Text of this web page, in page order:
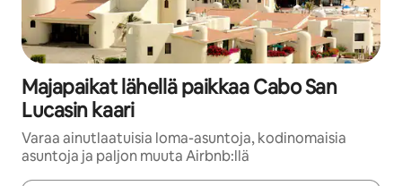
Majapaikat lähellä paikkaa Cabo San
Lucasin kaari
Varaa ainutlaatuisia loma-asuntoja, kodinomaisia
asuntoja ja paljon muuta Airbnb:llä